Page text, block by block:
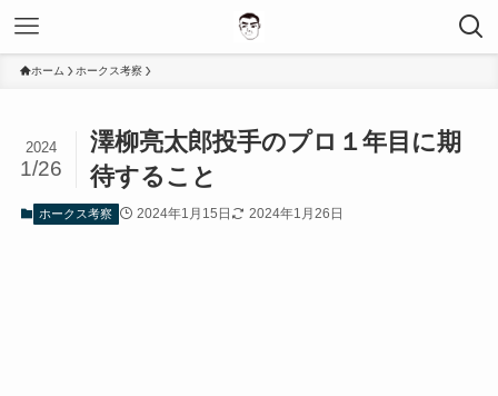
ホーム ホークス考察
澤柳亮太郎投手のプロ１年目に期
待すること
2024
1/26
ホークス考察 2024年1月15日 2024年1月26日